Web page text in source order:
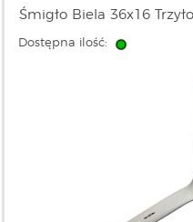
Śmigło Biela 36x16
Dostępna ilość: